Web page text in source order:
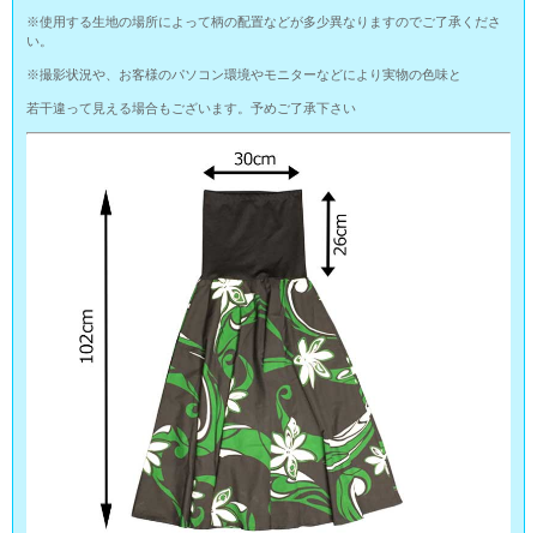
※使用する生地の場所によって柄の配置などが多少異なりますのでご了承くださ
い。
※撮影状況や、お客様のパソコン環境やモニターなどにより実物の色味と
若干違って見える場合もございます。予めご了承下さい